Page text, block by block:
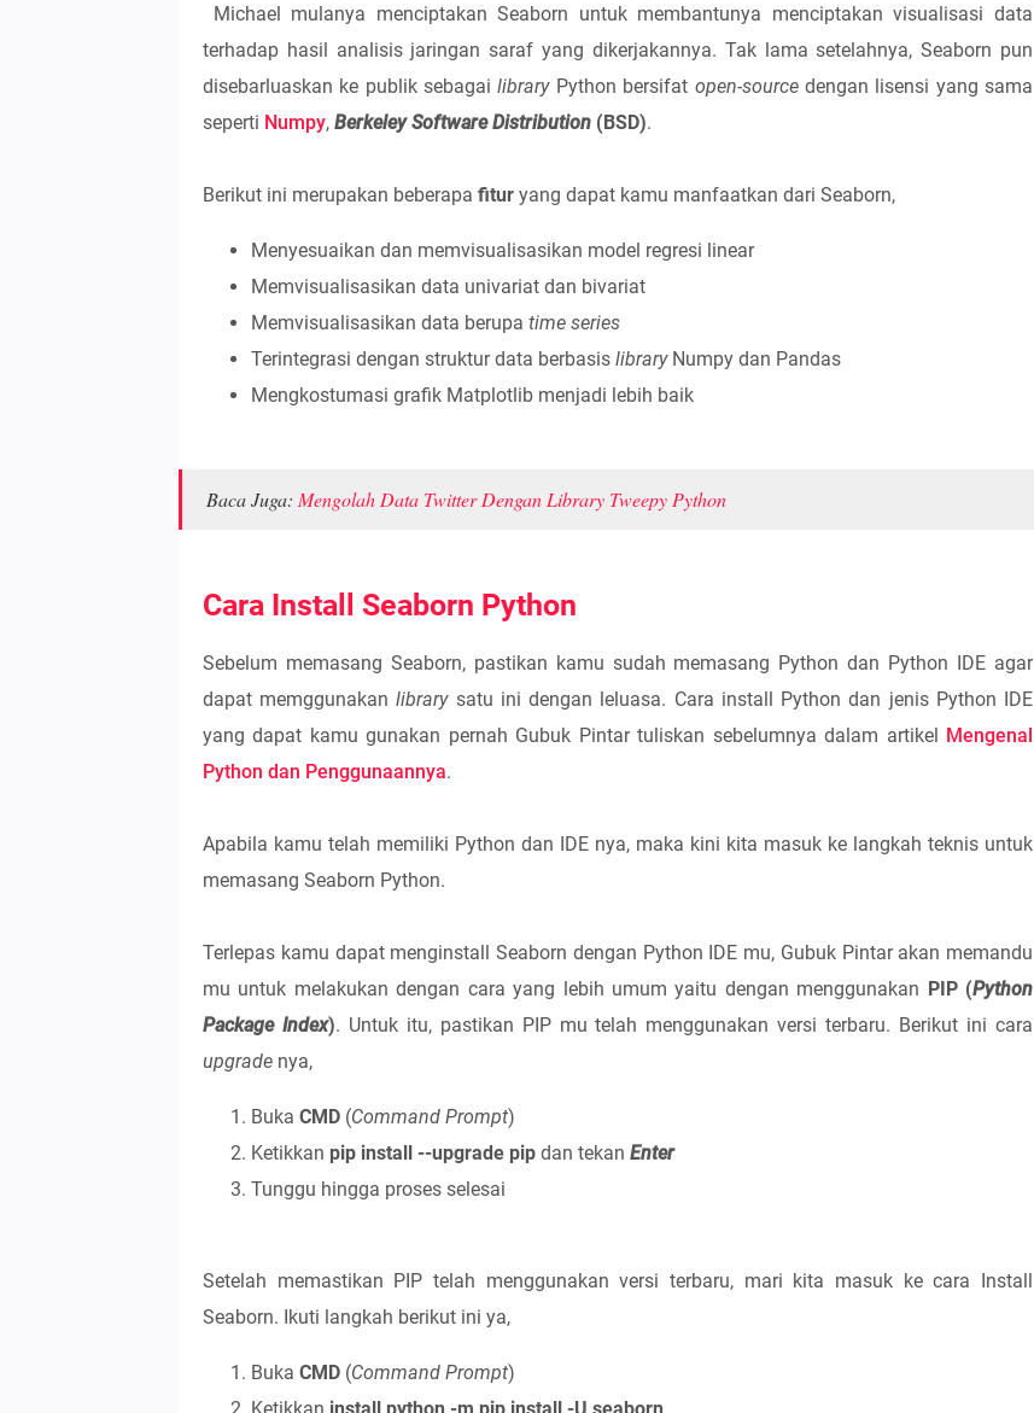
Michael mulanya menciptakan Seaborn untuk membantunya menciptakan visualisasi data
terhadap hasil analisis jaringan saraf yang dikerjakannya. Tak lama setelahnya, Seaborn pun
disebarluaskan ke publik sebagailibrary Python bersifat open-source dengan lisensi yang sama
seperti Numpy, Berkeley Software Distribution (BSD).
Berikut ini merupakan beberapa fitur yang dapat kamu manfaatkan dari Seaborn,
Menyesuaikan dan memvisualisasikan model regresi linear
Memvisualisasikan data univariat dan bivariat
Memvisualisasikan data berupa time series
Terintegrasi dengan struktur data berbasis library Numpy dan Pandas
Mengkostumasi grafik Matplotlib menjadi lebih baik
Baca Juga: Mengolah Data Twitter Dengan Library Tweepy Python
Cara Install Seaborn Python
Sebelum memasang Seaborn, pastikan kamu sudah memasang Python dan Python IDE agar
dapat memggunakanlibrary satu ini dengan leluasa. Cara install Python dan jenis Python IDE
yang dapat kamu gunakan pernah Gubuk Pintar tuliskan sebelumnya dalam artikel Mengenal
Python dan Penggunaannya.
Apabila kamu telah memiliki Python dan IDE nya, maka kini kita masuk ke langkah teknis untuk
memasang Seaborn Python.
Terlepas kamu dapat menginstall Seaborn dengan Python IDE mu, Gubuk Pintar akan memandu
mu untuk melakukan dengan cara yang lebih umum yaitu dengan menggunakan PIP (Python
Package Index). Untuk itu, pastikan PIP mu telah menggunakan versi terbaru. Berikut ini cara
upgrade nya,
Buka CMD (Command Prompt)
Ketikkan pip install --upgrade pip dan tekan Enter
Tunggu hingga proses selesai
Setelah memastikan PIP telah menggunakan versi terbaru, mari kita masuk ke cara Install
Seaborn. Ikuti langkah berikut ini ya,
Buka CMD (Command Prompt)
Ketikkan install python -m pip install -U seaborn